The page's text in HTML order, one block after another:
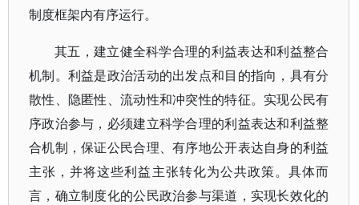
制度框架内有序运行。
其五，建立健全科学合理的利益表达和利益整合
机制。利益是政治活动的出发点和目的指向，具有分
散性、隐匿性、流动性和冲突性的特征。实现公民有
序政治参与，必须建立科学合理的利益表达和利益整
合机制，保证公民合理、有序地公开表达自身的利益
主张，并将这些利益主张转化为公共政策。具体而
言，确立制度化的公民政治参与渠道，实现长效化的